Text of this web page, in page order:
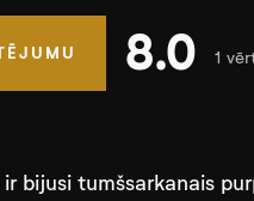
8.0 1
bijusi tumšsarkanais